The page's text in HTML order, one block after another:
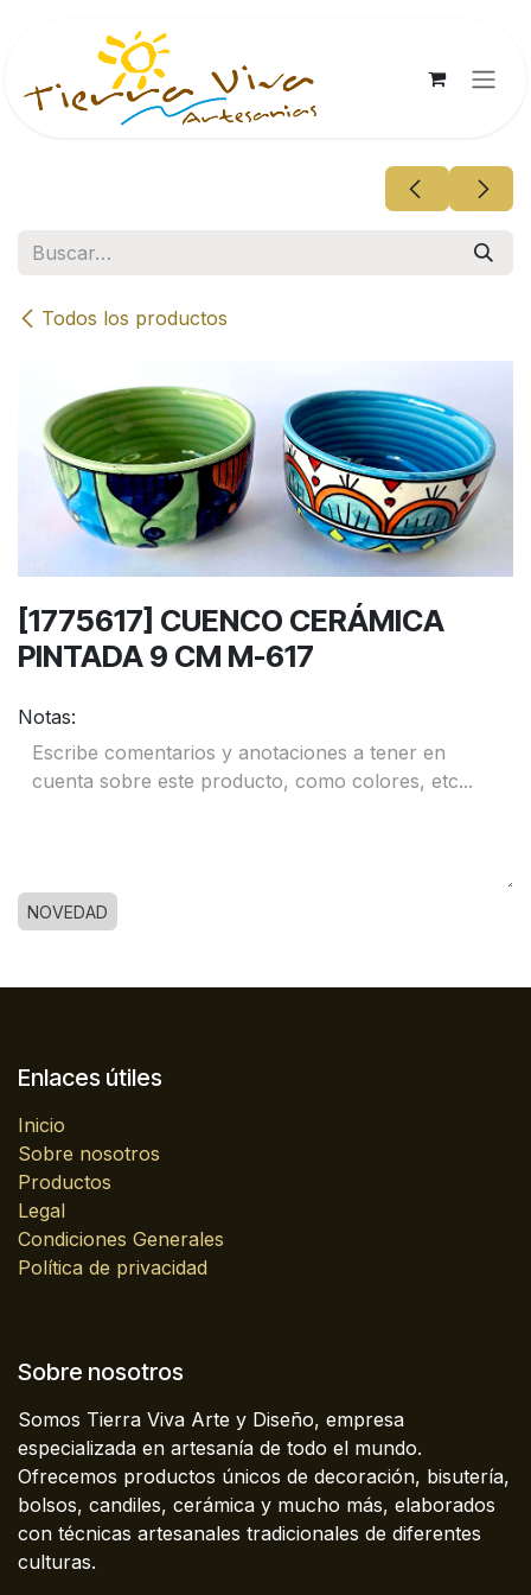
Todos los productos
[1775617] CUENCO CERÁMICA
PINTADA 9 CM M-617
Notas:
NOVEDAD
Enlaces útiles
Inicio
Sobre nosotros
Productos
Legal
Condiciones Generales
Política de privacidad
Sobre nosotros
Somos Tierra Viva Arte y Diseño, empresa
especializada en artesanía de todo el mundo.
Ofrecemos productos únicos de decoración, bisutería,
bolsos, candiles, cerámica y mucho más, elaborados
con técnicas artesanales tradicionales de diferentes
culturas.